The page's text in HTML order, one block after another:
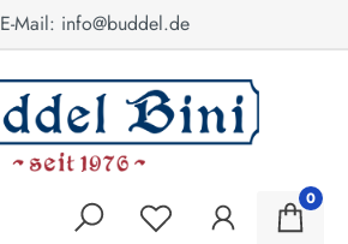
E-Mail: info@buddel.de
0